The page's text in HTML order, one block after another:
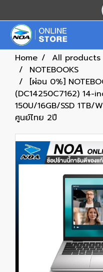
Home All products
NOTEBOOKS
[ผ่อน 0%]
(DC14250C7162) 14-
150U/16GB/SSD 1TB/
ศูนย์ไทย 2ปี